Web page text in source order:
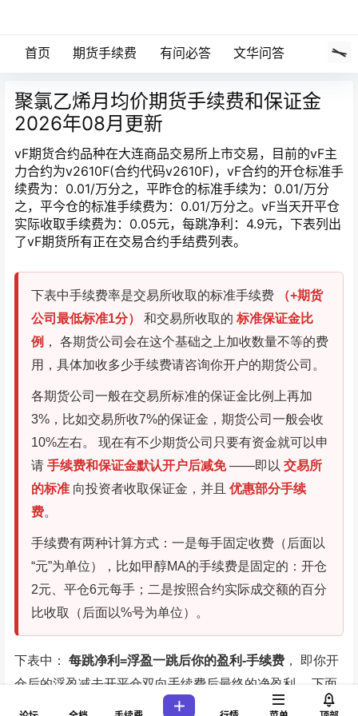
首页 期货手续费 有问必答 文华问答
聚氯乙烯月均价期货手续费和保证金
2026年08月更新
vF期货合约品种在大连商品交易所上市交易，目前的vF主
力合约为v2610F(合约代码v2610F)，vF合约的开仓标准手
续费为：0.01/万分之，平昨仓的标准手续为：0.01/万分
之，平今仓的标准手续费为：0.01/万分之。vF当天开平仓
实际收取手续费为：0.05元，每跳净利：4.9元，下表列出
了vF期货所有正在交易合约手结费列表。
下表中手续费率是交易所收取的标准手续费
（+期货
公司最低标准1分）
和交易所收取的 标准保证金比
例 ， 各期货公司会在这个基础之上加收数量不等的费
用，具体加收多少手续费请咨询你开户的期货公司。
各期货公司一般在交易所标准的保证金比例上再加
3%，比如交易所收7%的保证金，期货公司一般会收
10%左右。 现在有不少期货公司只要有资金就可以申
请 手续费和保证金默认开户后减免——即以 交易所
的标准 向投资者收取保证金，并且 优惠部分手续
费。
手续费有两种计算方式：一是每手固定收费（后面以
“元”为单位），比如甲醇MA的手续费是固定的：开仓
2元、平仓6元每手；二是按照合约实际成交额的百分
比收取（后面以%号为单位）。
下表中： 每跳净利=浮盈一跳后你的盈利-手续费 ， 即你开
仓后的浮盈减去开平仓双向手续费后最终的净盈利。 下面
的都是一跳可以赚钱的品种， 绿色标注 的是一跳